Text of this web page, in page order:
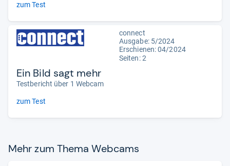
zum Test
connect
Ausgabe: 5/2024
Erschienen: 04/2024
Seiten: 2
Ein Bild sagt mehr
Testbericht über 1 Webcam
zum Test
Mehr zum Thema Web­cams